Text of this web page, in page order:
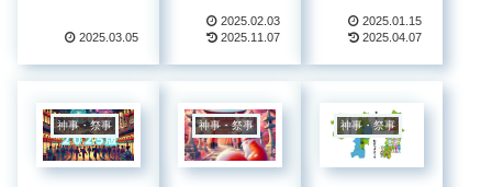
りなす不思
議な世界
2025.03.05
秋祭の見ど
ころからア
クセス情報
2025.02.03
2025.11.07
する – お釈
迦様の誕生
伝統行事
2025.01.15
2025.04.07
神事・祭事 神事・祭事 神事・祭事